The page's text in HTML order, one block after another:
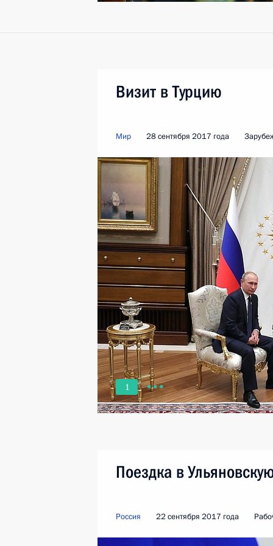
Визит в Турцию
Мир 28 сентября 2017 года
1
Поездка в
Россия 22 сентября 2017 года